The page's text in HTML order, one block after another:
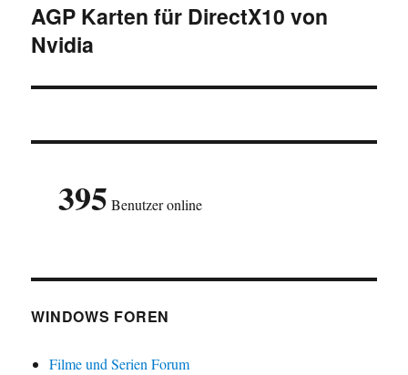
Nächster
Beitrag:
AGP Karten für DirectX10 von
Nvidia
395 Benutzer online
WINDOWS FOREN
Filme und Serien Forum